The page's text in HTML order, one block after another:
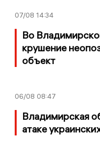
07/08 14:34
Во
крушение
объект
06/08 08:47
Владимирская
атаке